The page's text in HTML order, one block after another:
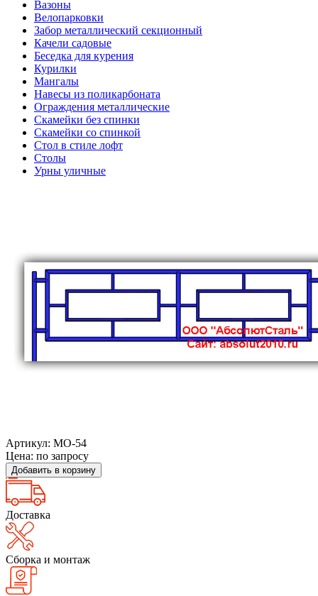
Вазоны
Велопарковки
Забор металлический секционный
Качели садовые
Беседка для курения
Курилки
Мангалы
Навесы из поликарбоната
Ограждения металлические
Скамейки без спинки
Скамейки со спинкой
Стол в стиле лофт
Столы
Урны уличные
Артикул: МО-54
Цена: по запросу
Добавить в корзину
Доставка
Сборка и монтаж